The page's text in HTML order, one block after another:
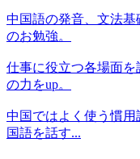
中国語の発音、文法
のお勉強。
仕事に役立つ各場面を
の力をup。
中国ではよく使う慣
国語を話す...